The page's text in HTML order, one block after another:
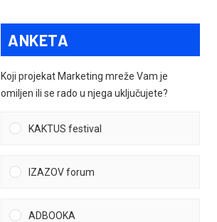
ANKETA
Koji projekat Marketing mreže Vam je
omiljen ili se rado u njega uključujete?
KAKTUS festival
IZAZOV forum
ADBOOKA